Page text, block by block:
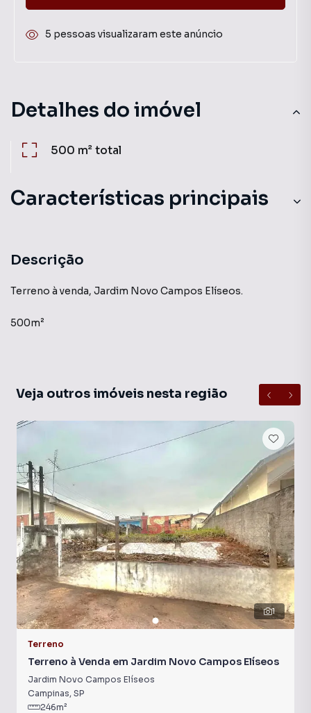
Detalhes do imóvel
500 m²total
Características principais
Descrição
Terreno à venda, Jardim Novo Campos Elíseos.
500m²
Veja outros imóveis nesta região
1
Terreno
Terreno à Venda em Jardim Novo Campos Elíseos
Jardim Novo Campos Elíseos
Campinas, SP
246m²
5 pessoas visualizaram este anúncio